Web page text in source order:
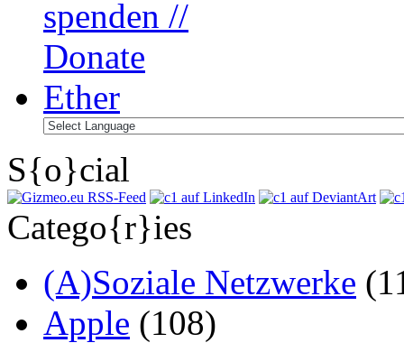
S{o}cial
Catego{r}ies
(A)Soziale Netzwerke
Apple (108)